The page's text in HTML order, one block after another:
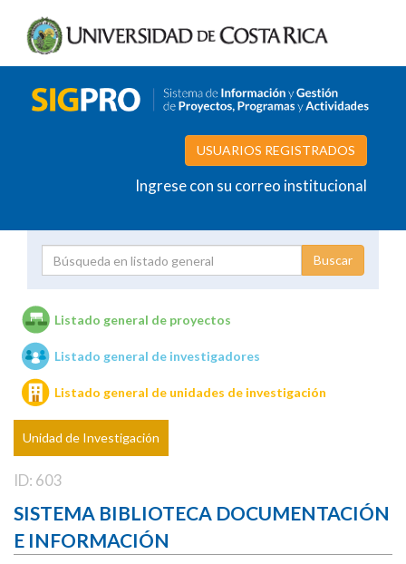
USUARIOS REGISTRADOS
Ingrese con su correo institucional
Unidades de investigación
Listado general de proyectos
Listado general de investigadores
Listado general de unidades de investigación
Unidad de Investigación
ID: 603
SISTEMA BIBLIOTECA DOCUMENTACIÓN
E INFORMACIÓN